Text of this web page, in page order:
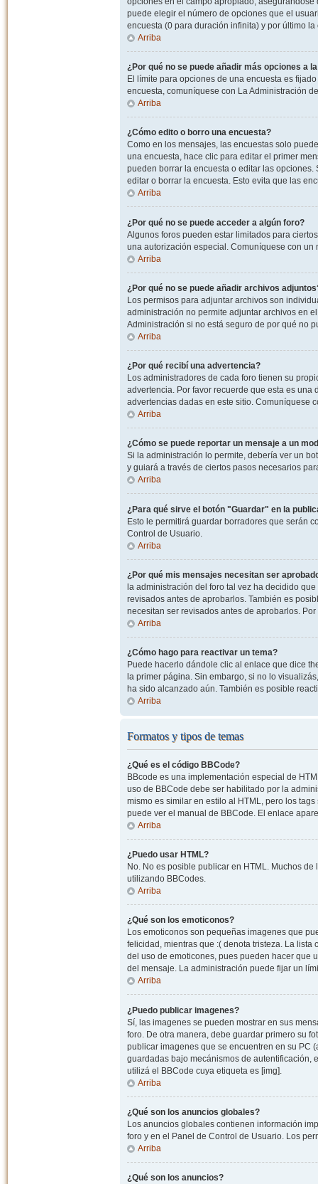
puede elegir el número de opciones que el
encuesta (0 para duración infinita) y por último
Arriba
¿Por qué no se puede añadir más opciones a
El límite para opciones de una encuesta es
encuesta, comuníquese con La Administración
Arriba
¿Cómo edito o borro una encuesta?
Como en los mensajes, las encuestas solo
una encuesta, hace clic para editar el primer
pueden borrar la encuesta o editar las
editar o borrar la encuesta. Esto evita que las
Arriba
¿Por qué no se puede acceder a algún foro?
Algunos foros pueden estar limitados para
una autorización especial. Comuníquese con
Arriba
¿Por qué no se puede añadir archivos
Los permisos para adjuntar archivos son
administración no permite adjuntar archivos en
Administración si no está seguro de por qué no
Arriba
¿Por qué recibí una advertencia?
Los administradores de cada foro tienen su
advertencia. Por favor recuerde que esta es
advertencias dadas en este sitio. Comuníquese
Arriba
¿Cómo se puede reportar un mensaje a un
Si la administración lo permite, debería ver un
y guiará a través de ciertos pasos necesarios
Arriba
¿Para qué sirve el botón "Guardar" en la
Esto le permitirá guardar borradores que serán
Control de Usuario.
Arriba
¿Por qué mis mensajes necesitan ser
la administración del foro tal vez ha decidido
revisados antes de aprobarlos. También es
necesitan ser revisados antes de aprobarlos.
Arriba
¿Cómo hago para reactivar un tema?
Puede hacerlo dándole clic al enlace que dice
la primer página. Sin embargo, si no lo
ha sido alcanzado aún. También es posible
Arriba
Formatos y tipos de temas
¿Qué es el código BBCode?
BBcode es una implementación especial de
uso de BBCode debe ser habilitado por la
mismo es similar en estilo al HTML, pero los
puede ver el manual de BBCode. El enlace
Arriba
¿Puedo usar HTML?
No. No es posible publicar en HTML. Muchos
utilizando BBCodes.
Arriba
¿Qué son los emoticonos?
Los emoticonos son pequeñas imagenes que
felicidad, mientras que :( denota tristeza. La
del uso de emoticones, pues pueden hacer que
del mensaje. La administración puede fijar un
Arriba
¿Puedo publicar imagenes?
Sí, las imagenes se pueden mostrar en sus
foro. De otra manera, debe guardar primero su
publicar imagenes que se encuentren en su PC
guardadas bajo mecánismos de autentificación,
utilizá el BBCode cuya etiqueta es [img].
Arriba
¿Qué son los anuncios globales?
Los anuncios globales contienen información
foro y en el Panel de Control de Usuario. Los
Arriba
¿Qué son los anuncios?